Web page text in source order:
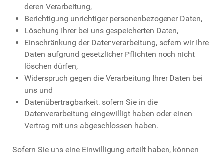
deren Verarbeitung,
Berichtigung unrichtiger personenbezogener Daten,
Löschung Ihrer bei uns gespeicherten Daten,
Einschränkung der Datenverarbeitung, sofern wir Ihre
Daten aufgrund gesetzlicher Pflichten noch nicht
löschen dürfen,
Widerspruch gegen die Verarbeitung Ihrer Daten bei
uns und
Datenübertragbarkeit, sofern Sie in die
Datenverarbeitung eingewilligt haben oder einen
Vertrag mit uns abgeschlossen haben.
Sofern Sie uns eine Einwilligung erteilt haben, können